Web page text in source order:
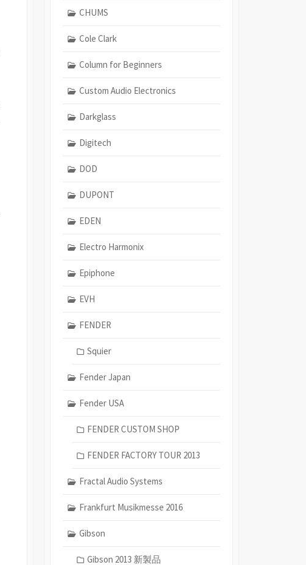
CHUMS
Cole Clark
Column for Beginners
Custom Audio Electronics
Darkglass
Digitech
DOD
DUPONT
EDEN
Electro Harmonix
Epiphone
EVH
FENDER
Squier
Fender Japan
Fender USA
FENDER CUSTOM SHOP
FENDER FACTORY TOUR 2013
Fractal Audio Systems
Frankfurt Musikmesse 2016
Gibson
Gibson 2013 新製品